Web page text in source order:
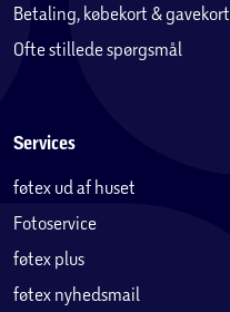
Betaling, købekort & gavekort
Ofte stillede spørgsmål
Services
føtex ud af huset
Fotoservice
føtex plus
føtex nyhedsmail